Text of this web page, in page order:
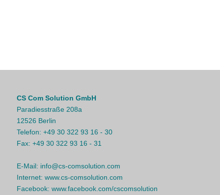
CS Com Solution GmbH
Paradiesstraße 208a
12526 Berlin
Telefon: +49 30 322 93 16 - 30
Fax: +49 30 322 93 16 - 31
E-Mail: info@cs-comsolution.com
Internet: www.cs-comsolution.com
Facebook: www.facebook.com/cscomsolution